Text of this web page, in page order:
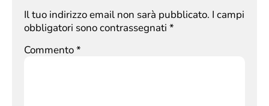
Il tuo indirizzo email non sarà pubblicato. I campi
obbligatori sono contrassegnati *
Commento*